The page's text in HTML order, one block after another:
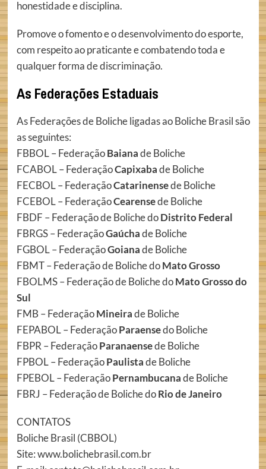
honestidade e disciplina.
Promove o fomento e o desenvolvimento do esporte,
com respeito ao praticante e combatendo toda e
qualquer forma de discriminação.
As Federações Estaduais
As Federações de Boliche ligadas ao Boliche Brasil são
as seguintes:
FBBOL – FederaçãoBaianade Boliche
FCABOL – FederaçãoCapixabade Boliche
FECBOL – FederaçãoCatarinensede Boliche
FCEBOL – FederaçãoCearensede Boliche
FBDF – Federação de Boliche doDistrito Federal
FBRGS – FederaçãoGaúchade Boliche
FGBOL – FederaçãoGoianade Boliche
FBMT – Federação de Boliche doMato Grosso
FBOLMS – Federação de Boliche doMato Grosso do
Sul
FMB – FederaçãoMineirade Boliche
FEPABOL – FederaçãoParaensedo Boliche
FBPR – FederaçãoParanaensede Boliche
FPBOL – FederaçãoPaulistade Boliche
FPEBOL – FederaçãoPernambucanade Boliche
FBRJ – Federação de Boliche doRio de Janeiro
CONTATOS
Boliche Brasil (CBBOL)
Site: www.bolichebrasil.com.br